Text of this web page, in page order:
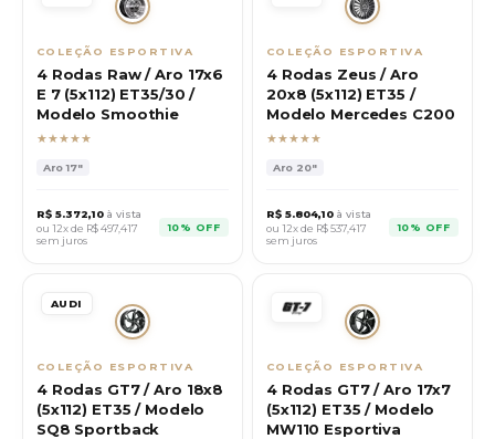
COLEÇÃO ESPORTIVA
4 Rodas Raw / Aro 17x6
E 7 (5x112) ET35/30 /
Modelo Smoothie
★★★★★
Aro17"
R$ 5.372,10 à vista
ou 12x de R$497,417
sem juros
10% OFF
COLEÇÃO ESPORTIVA
4 Rodas Zeus / Aro
20x8 (5x112) ET35 /
Modelo Mercedes C200
★★★★★
Aro 20"
R$ 5.804,10 à vista
ou 12x de R$537,417
sem juros
10% OFF
AUDI
COLEÇÃO ESPORTIVA
4 Rodas GT7 / Aro 18x8
(5x112) ET35 / Modelo
SQ8 Sportback
COLEÇÃO ESPORTIVA
4 Rodas GT7 / Aro 17x7
(5x112) ET35 / Modelo
MW110 Esportiva